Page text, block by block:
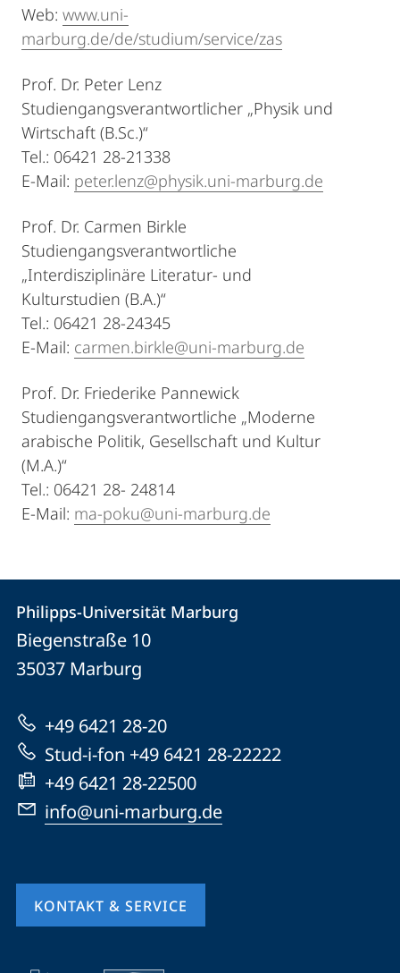
Web: www.uni-
marburg.de/de/studium/service/zas
Prof. Dr. Peter Lenz
Studiengangsverantwortlicher „Physik und
Wirtschaft (B.Sc.)“
Tel.: 06421 28-21338
E-Mail: peter.lenz@physik.uni-marburg.de
Prof. Dr. Carmen Birkle
Studiengangsverantwortliche
„Interdisziplinäre Literatur- und
Kulturstudien (B.A.)“
Tel.: 06421 28-24345
E-Mail: carmen.birkle@uni-marburg.de
Prof. Dr. Friederike Pannewick
Studiengangsverantwortliche „Moderne
arabische Politik, Gesellschaft und Kultur
(M.A.)“
Tel.: 06421 28- 24814
E-Mail: ma-poku@uni-marburg.de
Kontakt
und
Informationen
zur
Website
Kontaktinformationen
Philipps-
Universität
Philipps-Universität Marburg
Biegenstraße 10
35037 Marburg
+49 6421 28-20
Stud-i-fon +49 6421 28-22222
+49 6421 28-22500
info@uni-marburg.de
KONTAKT & SERVICE